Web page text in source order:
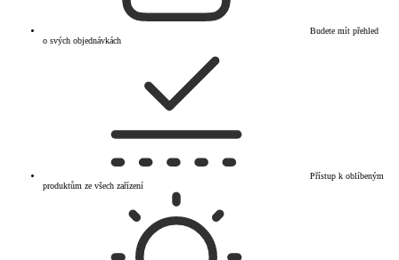
Budete mít přehled
o svých objednávkách
Přístup k oblíbeným
produktům ze všech zařízení